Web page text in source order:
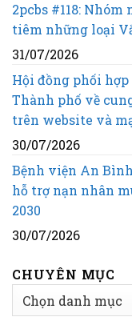
2pcbs #118:
tiêm những loại
31/07/2026
Hội đồng phối
Thành phố về
trên website và
30/07/2026
Bệnh viện An
hỗ trợ nạn nhân
2030
30/07/2026
CHUYÊN MỤC
CHUYÊN
MỤC